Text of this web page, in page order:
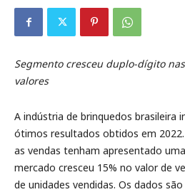
Segmento cresceu duplo-dígito
valores
A indústria de brinquedos brasileira
ótimos resultados obtidos em
as vendas tenham apresentado
mercado cresceu 15% no valor de
de unidades vendidas. Os dados